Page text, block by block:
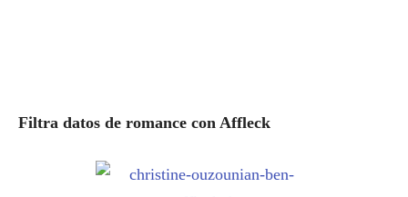
Filtra datos de romance con Affleck